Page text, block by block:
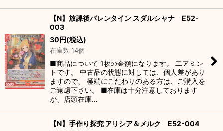
【N】放課後バレンタイン スダルシャナ E52-
003
30円(税込)
在庫数 14個
■商品について 1枚の金額になります。 二アミン
トです。 中古品の状態に対しては、個人差があり
ますので、 極端にこだわりのある方は、ご購入を
ご遠慮下さい。 ■在庫は十分注意しております
が、店頭在庫…
【N】手作り探究 アリシア＆メルク E52-004